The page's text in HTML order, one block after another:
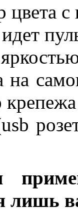
с
крепежа
лишь